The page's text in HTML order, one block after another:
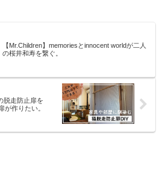
【Mr.Children】memoriesとinnocent worldが二人
の桜井和寿を繋ぐ。
脱走防止扉を
が作りたい。